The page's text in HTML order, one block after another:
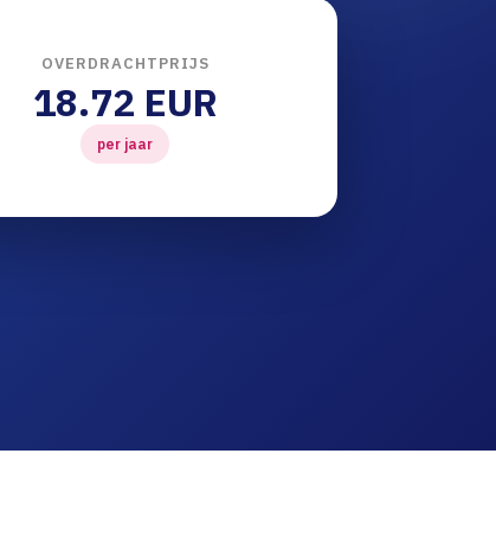
OVERDRACHTPRIJS
18.72 EUR
per jaar